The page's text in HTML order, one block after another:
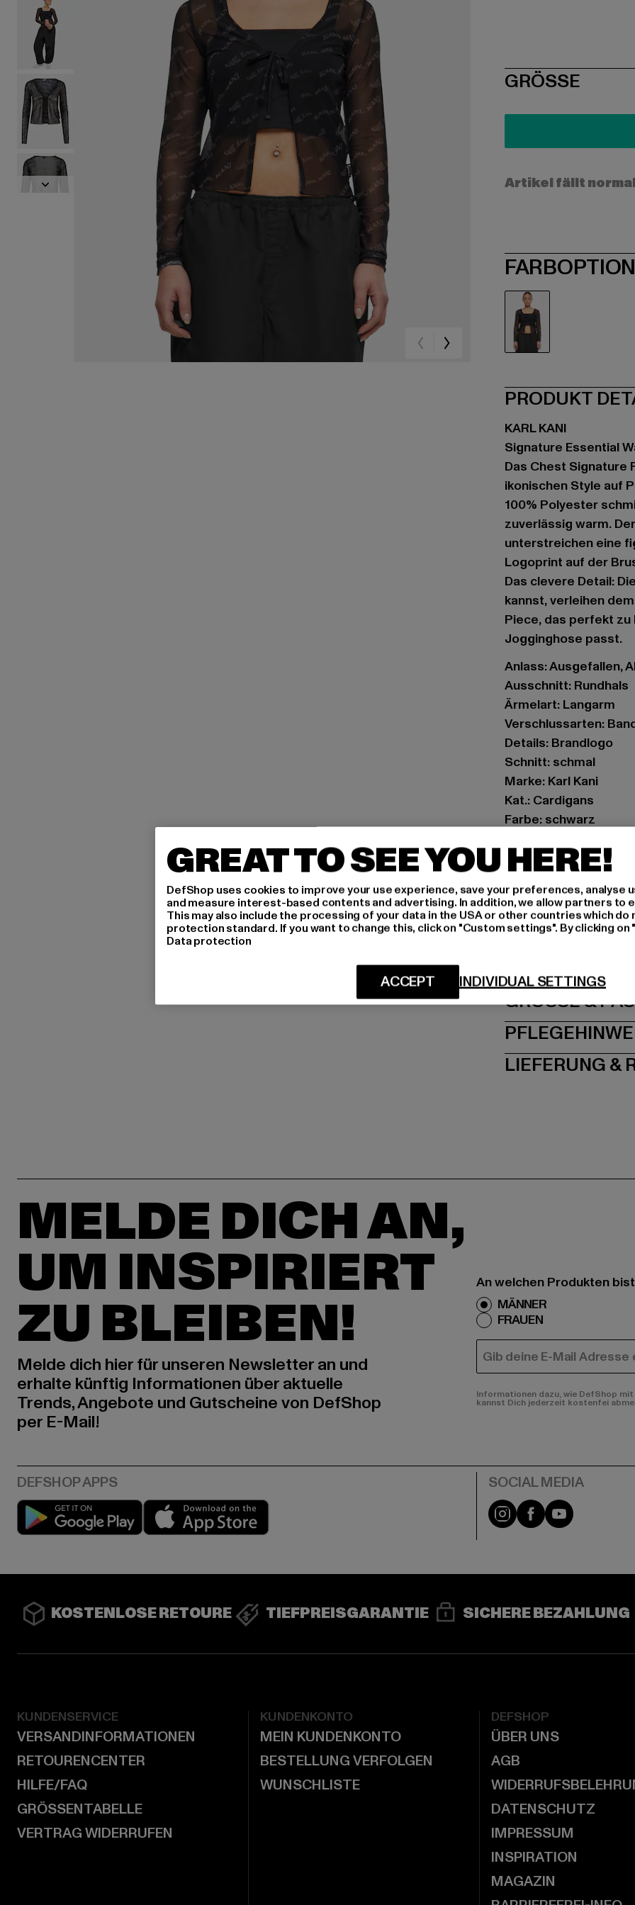
SIZE
GRÖSSE
Artikel fällt
PRODUKT
KARL KANI
Signature Essential
Das Chest Signature
ikonischen Style auf
100% Polyester
zuverlässig warm.
unterstreichen eine
Logoprint auf der
Das clevere Detail:
kannst, verleihen
Piece, das perfekt
Jogginghose passt.
Anlass: Ausgefallen,
Ausschnitt: Rundhals
Ärmelart: Langarm
Verschlussarten:
Details: Brandlogo
Schnitt: schmal
Marke: Karl Kani
Kat.: Cardigans
Farbe: schwarz
Art.Nr: 6126042-00007
Hersteller: Urban
GRÖSSE
LIEFERUNG &
MELDE DICH AN,
UM INSPIRIERT
ZU BLEIBEN!
Melde dich hier für unseren Newsletter an und
erhalte künftig Informationen über aktuelle
Trends, Angebote und Gutscheine von DefShop
per E-Mail!
An welchen Produkten
MÄNNER
FRAUEN
E-MAIL
Informationen dazu, wie DefShop
kannst Dich jederzeit kostenfei
Play market Instagram
FacebookYouTube
KOSTENLOSE RETOURE TIEFPREISGARANTIE SICHERE BEZAHLUNG
KUNDENSERVICE
VERSANDINFORMATIONEN
RETOURENCENTER
HILFE/FAQ
GRÖSSENTABELLE
VERTRAG WIDERRUFEN
KUNDENKONTO
MEIN KUNDENKONTO
BESTELLUNG VERFOLGEN
WUNSCHLISTE
DEFSHOP
ÜBER UNS
AGB
DATENSCHUTZ
IMPRESSUM
INSPIRATION
MAGAZIN
GREAT TO SEE YOU HERE!
DefShop uses cookies to improve your use experience, save your preferences, analyse
and measure interest-based contents and advertising. In addition, we allow partners to
This may also include the processing of your data in the USA or other countries which do
protection standard. If you want to change this, click on "Custom settings". By clicking
Data protection
INDIVIDUAL SETTINGS
ACCEPT